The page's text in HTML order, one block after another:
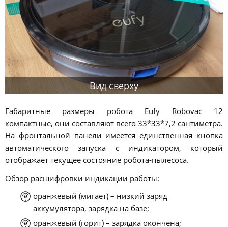
Вид сверху
Габаритные размеры робота Eufy Robovac 12
компактные, они составляют всего 33*33*7,2 сантиметра.
На фронтальной панели имеется единственная кнопка
автоматического запуска с индикатором, который
отображает текущее состояние робота-пылесоса.
Обзор расшифровки индикации работы:
оранжевый (мигает) – низкий заряд
аккумулятора, зарядка на базе;
оранжевый (горит) – зарядка окончена;